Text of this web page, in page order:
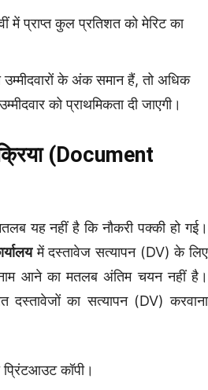
में प्राप्त कुल प्रतिशत को मेरिट का
उम्मीदवारों के अंक समान हैं, तो अधिक
को प्राथमिकता दी जाएगी।
(Document
यह नहीं है कि नौकरी पक्की हो गई।
में दस्तावेज सत्यापन (DV) के लिए
नाम आने का मतलब अंतिम चयन नहीं है।
दस्तावेजों का सत्यापन (DV) करवाना
कॉपी।